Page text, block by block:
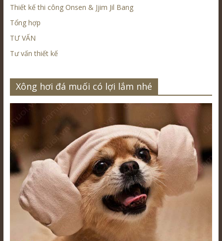
Thiết kế thi công Onsen & Jjim Jil Bang
Tổng hợp
TƯ VẤN
Tư vấn thiết kế
Xông hơi đá muối có lợi lắm nhé